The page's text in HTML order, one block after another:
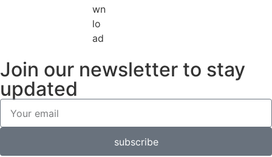
Join our newsletter to stay
updated
subscribe